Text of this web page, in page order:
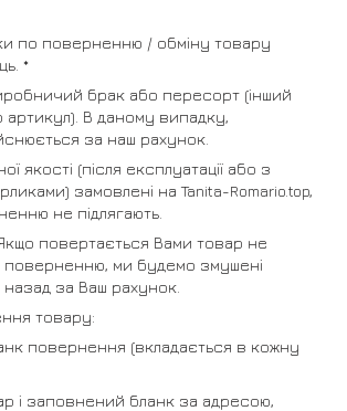
по поверненню / обміну товару
*
брак або пересорт (інший
артикул). В даному випадку,
за наш рахунок.
якості (після експлуатації або з
замовлені на Tanita-Romario.top,
не підлягають.
повертається Вами товар не
поверненню, ми будемо змушені
за Ваш рахунок.
товару:
повернення (вкладається в кожну
і заповнений бланк за адресою,